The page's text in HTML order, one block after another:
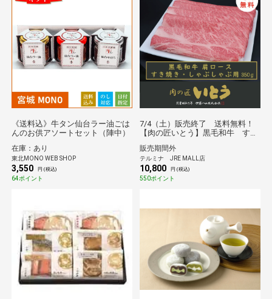
《送料込》牛タン仙台ラー油ごは
んのお供アソートセット（陣中）
在庫：あり
東北MONO WEB SHOP
3,550 円 (税込)
64ポイント
7/4（土）販売終了 送料無料！
【肉の匠いとう】黒毛和牛 すき
350ｇ
販売期間外
テルミナ JRE MALL店
10,800 円 (税込)
550ポイント